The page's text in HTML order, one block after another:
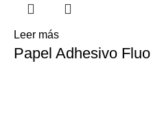
Leer más
Papel Adhesivo Fluo